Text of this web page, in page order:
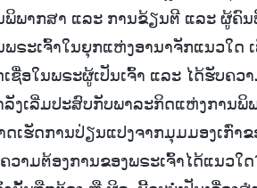
ພາກສາ ແລະ ການຂ້ຽນຕີ ແລະ ຜູ້ຄົນ
ຣະເຈົ້າໃນຍຸກແຫ່ງອານາຈັກແນວໃດ
ຊື່ອໃນພຣະຜູ້ເປັນເຈົ້າ ແລະ ໄດ້ຮັບຄວ
ລັງເລີ່ມປະສົບກັບພາລະກິດແຫ່ງການ
ເຮັດການປ່ຽນແປງຈາກມຸມມອງເກົ່າ
າມຕ້ອງການຂອງພຣະເຈົ້າໄດ້ແນວໃ